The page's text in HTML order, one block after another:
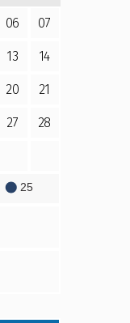
06 07
13 14
20 21
27 28
25